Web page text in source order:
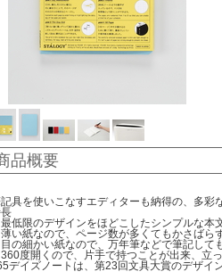
品概要
具を使いこなすエディターも納得の、多彩
最低限のデザインをほどこしたシンプルな本
薄い紙なので、ページ数が多くてもかさばら
目の細かい紙なので、万年筆などで筆記して
360度開くので、片手で持つことが出来、立
デイズノートは、第23回文具大賞のデザイ